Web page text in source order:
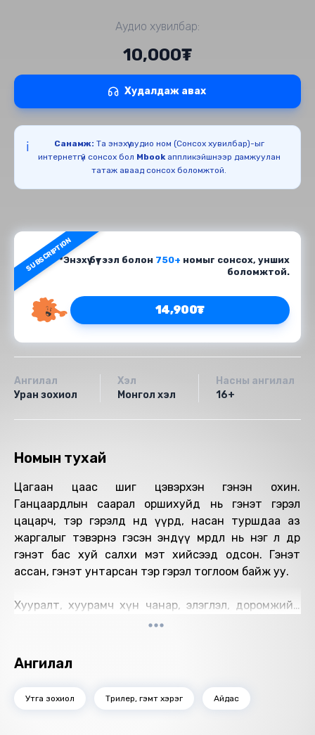
Аудио хувилбар:
10,000₮
Худалдаж авах
ℹ️ Санамж: Та энэхүү аудио ном (Сонсох хувилбар)-ыг
интернетгүй сонсох бол Mbookаппликэйшнээр дамжуулан
татаж аваад сонсох боломжтой.
SUBSCRIPTION*Энэхүү бүтээл болон 750+ номыг сонсох, унших
боломжтой.
14,900₮
Ангилал
Уран зохиол
Хэл
Монгол хэл
Насны ангилал
16+
Номын тухай
Цагаан цаас шиг цэвэрхэн гэнэн охин.
Ганцаардлын саарал оршихуйд нь гэнэт гэрэл
цацарч, тэр гэрэлд өнөд үүрд, насан туршдаа аз
жаргалыг тэвэрнэ гэсэн эндүү мөрөөдөл нь нэг л өдөр
гэнэт бас хуй салхи мэт хийсээд одсон. Гэнэт
ассан, гэнэт унтарсан тэр гэрэл тоглоом байж уу.
Хууралт, хуурамч хүн чанар, элэглэл, доромжийн
хариуд өс хонзонгийн халуун гал үлээж, өөрийн
зүүдэнд оромгүй зүйлийг үйлдэнэ. Заримдаа хүн
аз жаргалыг олох гэхдээ, аз жаргалтай амьдрах
гэхдээ өс хонзонгийн нэхээсийг нарийн урладаг аж.
Эсвэл өс хонзон хүнийг амьд байлгадаг гэлтэй. Тэр
Ангилал
Утга зохиол Трилер, гэмт хэрэг Айдас